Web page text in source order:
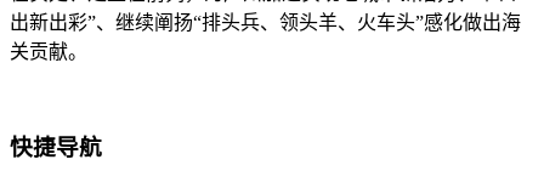
出新出彩”、继续阐扬“排头兵、领头羊、火车头”感化做出海
关贡献。
快捷导航